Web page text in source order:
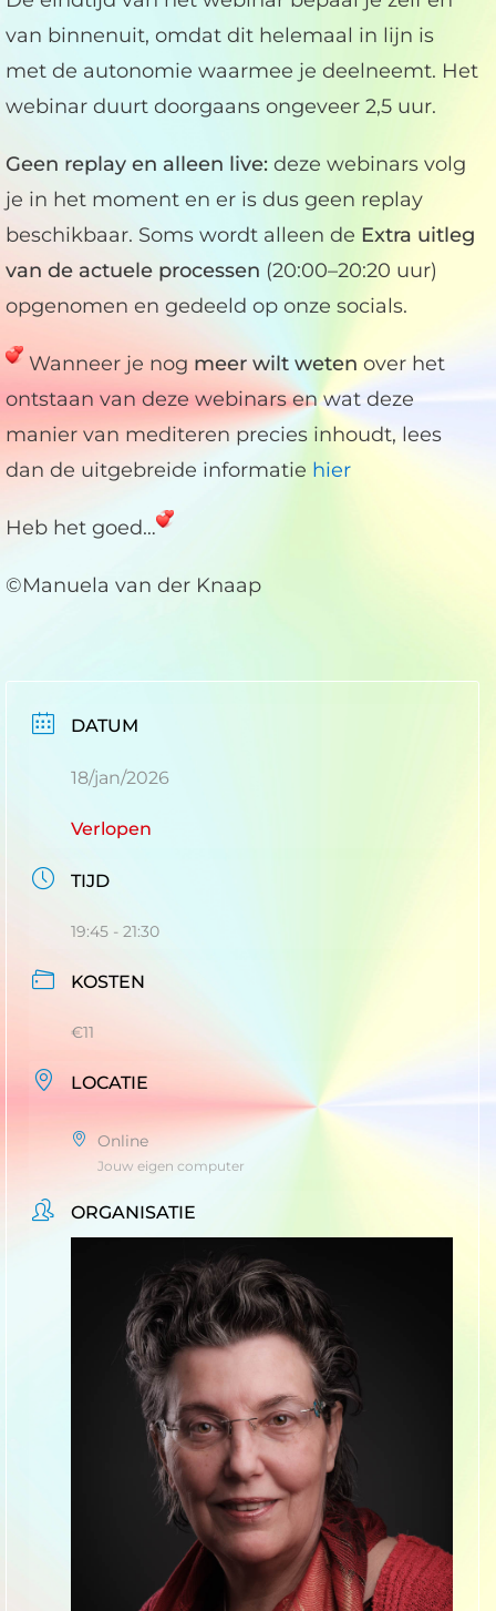
van binnenuit, omdat dit helemaal in lijn is
met de autonomie waarmee je deelneemt. Het
webinar duurt doorgaans ongeveer 2,5 uur.
Geen replay en alleen live: deze webinars volg
je in het moment en er is dus geen replay
beschikbaar. Soms wordt alleen de Extra uitleg
van de actuele processen (20:00–20:20 uur)
opgenomen en gedeeld op onze socials.
Wanneer je nog meer wilt weten over het
ontstaan van deze webinars en wat deze
manier van mediteren precies inhoudt, lees
dan de uitgebreide informatie hier
Heb het goed…
©Manuela van der Knaap
DATUM
18/jan/2026
Verlopen
TIJD
19:45 - 21:30
KOSTEN
€11
LOCATIE
Online
Jouw eigen computer
ORGANISATIE